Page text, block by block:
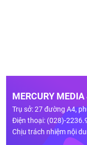
MERCURY
Trụ sở: 27 đường A4,
Điện thoại: (028)-
Chịu trách nhiệm nội